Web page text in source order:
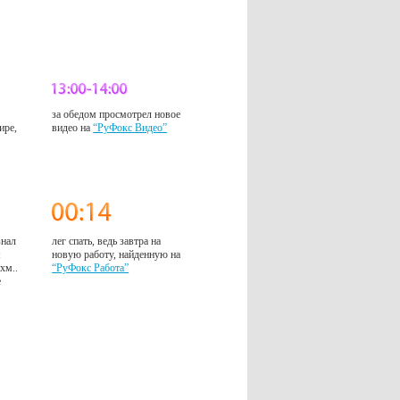
за обедом просмотрел новое
видео на“РуФокс Видео”
лег спать, ведь завтра на
новую работу, найденную на
“РуФокс Работа”